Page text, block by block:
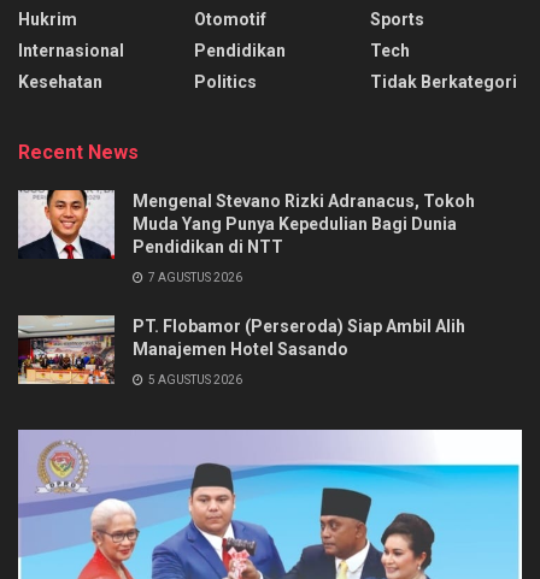
Hukrim
Internasional
Kesehatan
Otomotif
Pendidikan
Politics
Sports
Tech
Tidak Berkategori
Recent News
Mengenal Stevano Rizki Adranacus, Tokoh
Muda Yang Punya Kepedulian Bagi Dunia
Pendidikan di NTT
7 AGUSTUS 2026
PT. Flobamor (Perseroda) Siap Ambil Alih
Manajemen Hotel Sasando
5 AGUSTUS 2026